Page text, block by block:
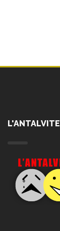
L'ANTALVITE